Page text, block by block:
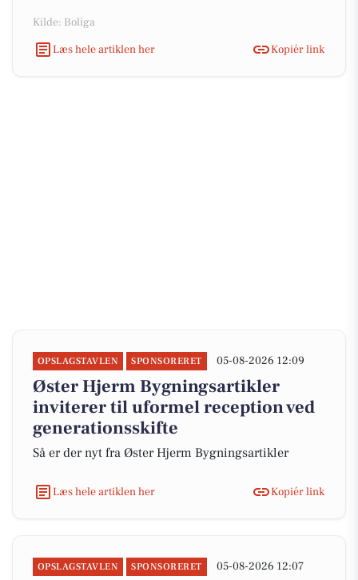
Kilde: Boliga
Læs hele artiklen her
Kopiér link
OPSLAGSTAVLEN SPONSORERET 05-08-2026 12:09
Øster Hjerm Bygningsartikler
inviterer til uformel reception ved
generationsskifte
Så er der nyt fra Øster Hjerm Bygningsartikler
Læs hele artiklen her Kopiér link
OPSLAGSTAVLEN SPONSORERET 05-08-2026 12:07